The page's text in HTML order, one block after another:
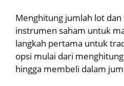
Menghitung jumlah lot
instrumen saham untuk
langkah pertama untuk
opsi mulai dari
hingga membeli dalam